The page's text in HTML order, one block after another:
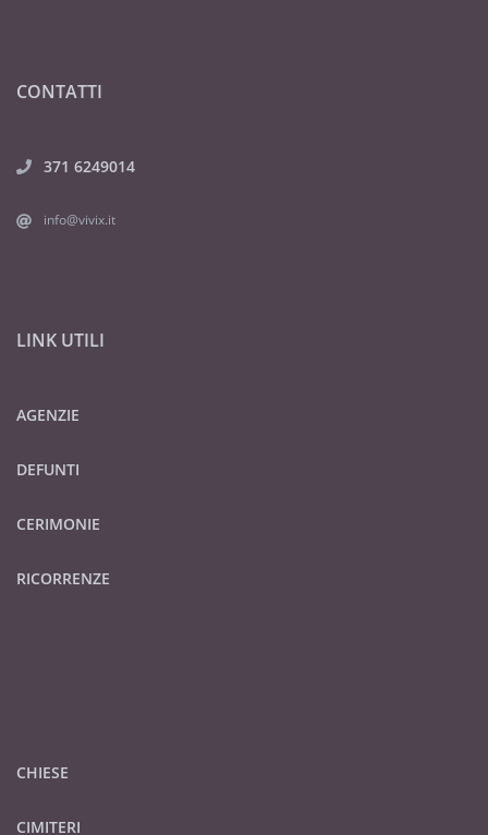
CONTATTI
371 6249014
info@vivix.it
LINK UTILI
AGENZIE
DEFUNTI
CERIMONIE
RICORRENZE
CHIESE
CIMITERI